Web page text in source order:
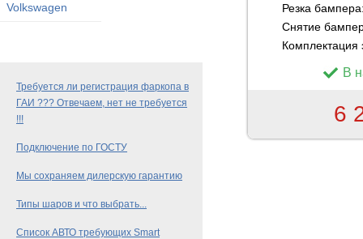
Volkswagen
Требуется ли регистрация фаркопа в
ГАИ ??? Отвечаем, нет не требуется
!!!
Подключение по ГОСТУ
Мы сохраняем дилерскую гарантию
Типы шаров и что выбрать...
Список АВТО требующих Smart
Резка
Снятие
Комплектация
В
6